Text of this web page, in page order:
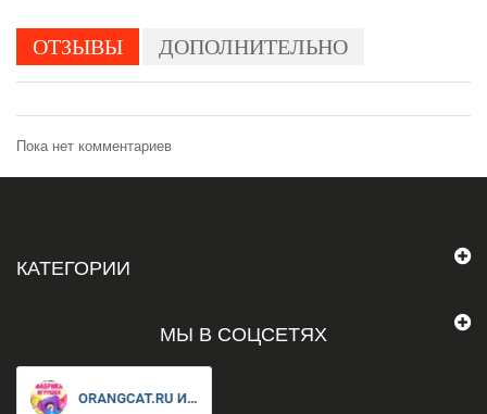
ОТЗЫВЫ ДОПОЛНИТЕЛЬНО
Пока нет комментариев
КАТЕГОРИИ
МЫ В СОЦСЕТЯХ